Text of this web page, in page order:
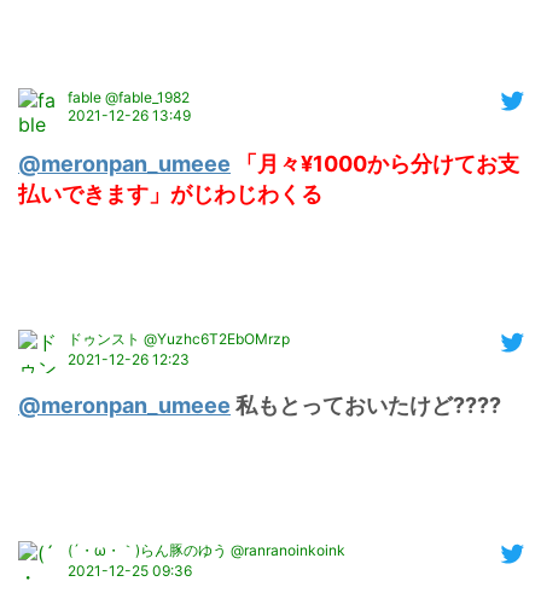
fable @fable_1982
2021-12-26 13:49
@meronpan_umeee 「月々¥1000から分けてお支
払いできます」がじわじわくる
ドゥンスト @Yuzhc6T2EbOMrzp
2021-12-26 12:23
@meronpan_umeee 私もとっておいたけど????
(´・ω・｀)らん豚のゆう @ranranoinkoink
2021-12-25 09:36